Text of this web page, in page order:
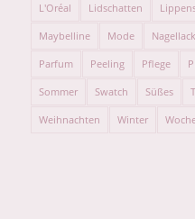
L'Oréal Lidschatten
Maybelline Mode Nagellack
Parfum Peeling Pflege
Sommer Swatch Süßes
Weihnachten Winter